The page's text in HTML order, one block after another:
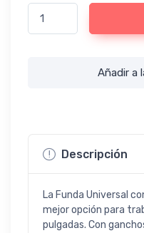
Funda Universal con
Añadir a
Descripción
La Funda Universal
mejor opción para
pulgadas. Con